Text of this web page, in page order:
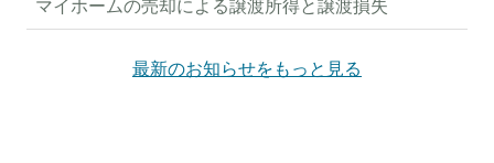
マイホームの売却による譲渡所得と譲渡損失
最新のお知らせをもっと見る